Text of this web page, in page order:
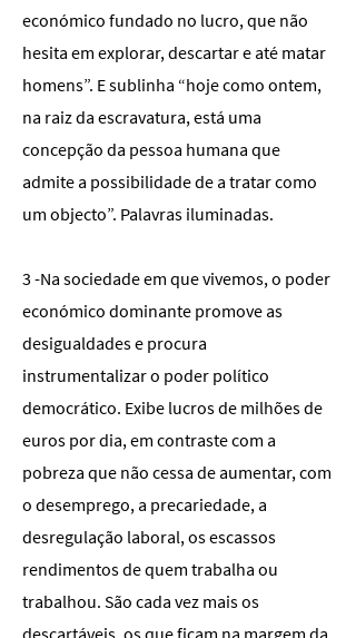
económico fundado no lucro, que não
hesita em explorar, descartar e até matar
homens”. E sublinha “hoje como ontem,
na raiz da escravatura, está uma
concepção da pessoa humana que
admite a possibilidade de a tratar como
um objecto”. Palavras iluminadas.
3 -Na sociedade em que vivemos, o poder
económico dominante promove as
desigualdades e procura
instrumentalizar o poder político
democrático. Exibe lucros de milhões de
euros por dia, em contraste com a
pobreza que não cessa de aumentar, com
o desemprego, a precariedade, a
desregulação laboral, os escassos
rendimentos de quem trabalha ou
trabalhou. São cada vez mais os
descartáveis, os que ficam na margem da